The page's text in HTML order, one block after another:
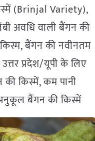
(Brinjal Variety),
अवधि वाली बैंगन की
बैंगन की नवीनतम
प्रदेश/यूपी के लिए
किस्में, कम पानी
बैंगन की किस्में